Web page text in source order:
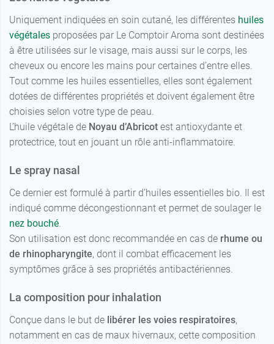
Uniquement indiquées en soin cutané, les différentes huiles
végétales proposées par Le Comptoir Aroma sont destinées
à être utilisées sur le visage, mais aussi sur le corps, les
cheveux ou encore les mains pour certaines d’entre elles.
Tout comme les huiles essentielles, elles sont également
dotées de différentes propriétés et doivent également être
choisies selon votre type de peau.
L’huile végétale de Noyau d’Abricot est antioxydante et
protectrice, tout en jouant un rôle anti-inflammatoire.
Le spray nasal
Ce dernier est formulé à partir d’huiles essentielles bio. Il est
indiqué comme décongestionnant et permet de soulager le
nez bouché.
Son utilisation est donc recommandée en cas de rhume ou
de rhinopharyngite, dont il combat efficacement les
symptômes grâce à ses propriétés antibactériennes.
La composition pour inhalation
Conçue dans le but de libérer les voies respiratoires,
notamment en cas de maux hivernaux, cette composition